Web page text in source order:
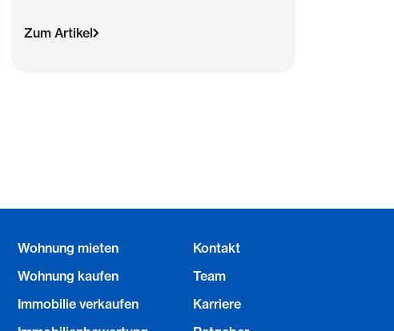
Zum Artikel
Wohnung mieten
Wohnung kaufen
Immobilie verkaufen
Kontakt
Team
Karriere